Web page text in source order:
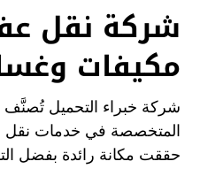
شركة نقل
مكيفات
شركة خبراء التحميل
المتخصصة في خدمات نقل
حققت مكانة رائدة بفضل